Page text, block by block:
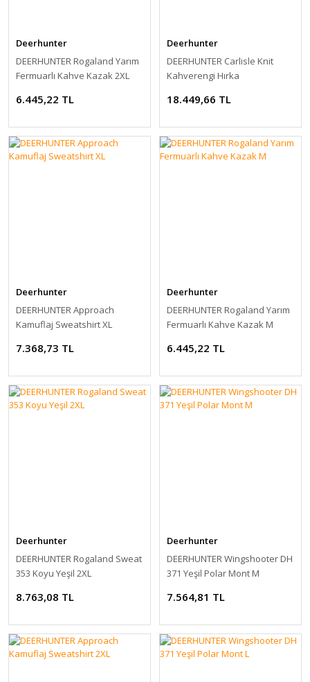
Deerhunter
DEERHUNTER Rogaland Yarım
Fermuarlı Kahve Kazak 2XL
6.445,22 TL
Deerhunter
DEERHUNTER Carlisle Knit
Kahverengi Hırka
18.449,66 TL
Deerhunter
DEERHUNTER Approach
Kamuflaj Sweatshirt XL
7.368,73 TL
Deerhunter
DEERHUNTER Rogaland Yarım
Fermuarlı Kahve Kazak M
6.445,22 TL
Deerhunter
DEERHUNTER Rogaland Sweat
353 Koyu Yeşil 2XL
8.763,08 TL
Deerhunter
DEERHUNTER Wingshooter DH
371 Yeşil Polar Mont M
7.564,81 TL